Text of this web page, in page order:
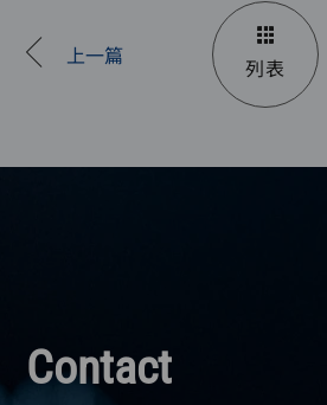
上一篇 列表
Contact